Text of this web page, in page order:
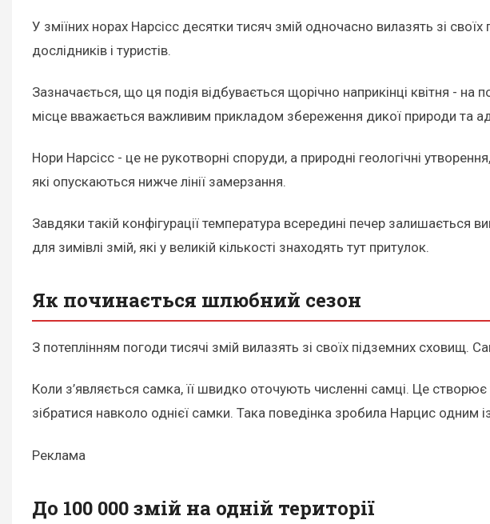
У зміїних норах Нарсісс десятки тисяч змій одночасно вилазять зі
дослідників і туристів.
Зазначається, що ця подія відбувається щорічно наприкінці квітня - на
місце вважається важливим прикладом збереження дикої природи та
Нори Нарсісс - це не рукотворні споруди, а природні геологічні
які опускаються нижче лінії замерзання.
Завдяки такій конфігурації температура всередині печер
для зимівлі змій, які у великій кількості знаходять тут притулок.
Як починається шлюбний сезон
З потеплінням погоди тисячі змій вилазять зі своїх підземних
Коли з’являється самка, її швидко оточують численні самці. Це
зібратися навколо однієї самки. Така поведінка зробила Нарцис одним
Реклама
До 100 000 змій на одній території